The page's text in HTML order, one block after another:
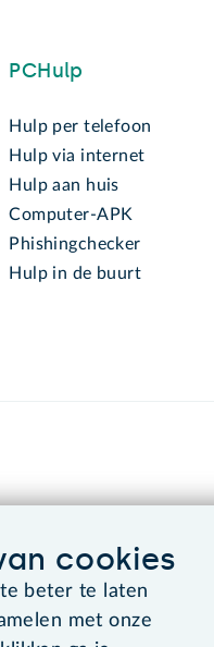
PCHulp
Hulp per telefoon
Hulp via internet
Hulp aan huis
Computer-APK
Phishingchecker
Hulp in de buurt
cookies
beter te laten
met onze